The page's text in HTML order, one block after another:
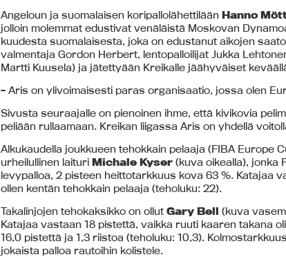
Angeloun ja suomalaisen koripallolähettiläänHanno
jolloin molemmat edustivat venäläistä Moskovan
kuudesta suomalaisesta, joka on edustanut aikojen
valmentaja Gordon Herbert, lentopalloilijat Jukka
Martti Kuusela) ja jätettyään Kreikalle jäähyväiset
– Aris on ylivoimaisesti paras organisaatio, jossa olen
Sivusta seuraajalle on pienoinen ihme, että kivikovia
peliään rullaamaan. Kreikan liigassa Aris on yhdellä
Alkukaudella joukkueen tehokkain pelaaja (FIBA Europe
urheilullinen laituriMichale Kyser (kuva oikealla), jonka
levypalloa, 2 pisteen heittotarkkuus kova 63 %. Katajaa
ollen kentän tehokkain pelaaja (teholuku: 22).
Takalinjojen tehokaksikko on ollutGary Bell (kuva
Katajaa vastaan 18 pistettä, vaikka ruuti kaaren takana
16,0 pistettä ja 1,3 riistoa (teholuku: 10,3).
jokaista palloa rautoihin kolistele.